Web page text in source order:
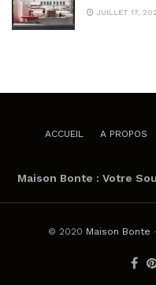
JUILLET 17,
ACCUEIL A PROPOS
Maison Bonte : Votre
© 2020 Maison Bonte